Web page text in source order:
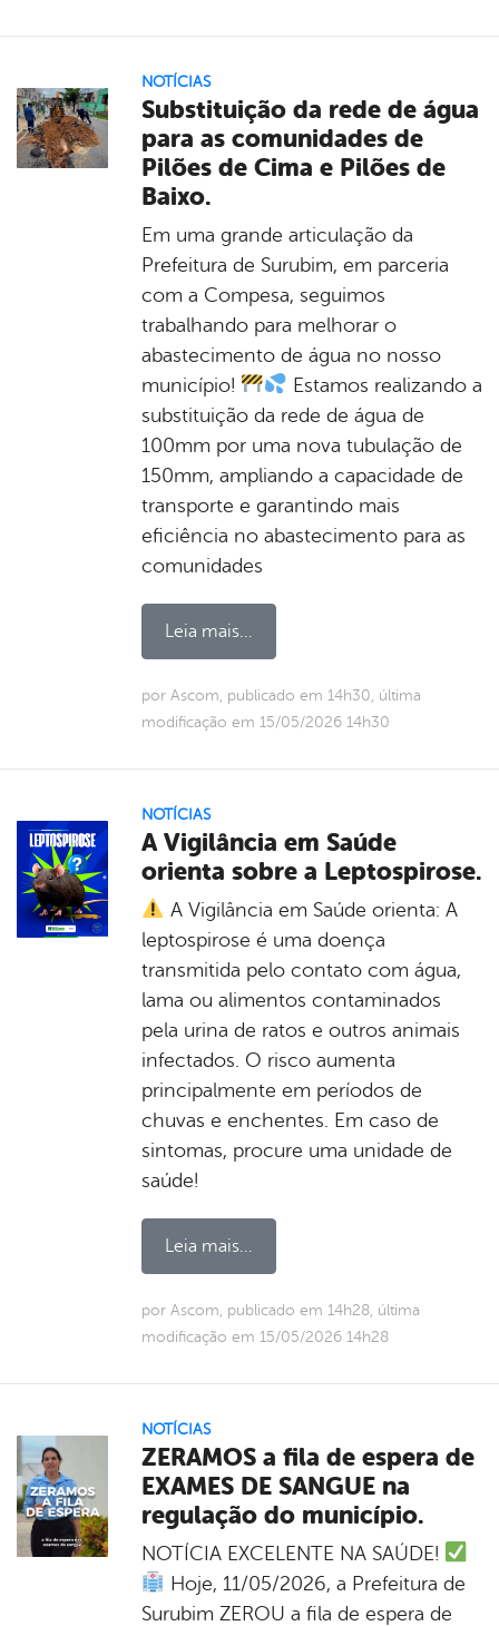
NOTÍCIAS
Substituição da rede de água
para as comunidades de
Pilões de Cima e Pilões de
Baixo.
Em uma grande articulação da
Prefeitura de Surubim, em parceria
com a Compesa, seguimos
trabalhando para melhorar o
abastecimento de água no nosso
município!
Estamos realizando a
substituição da rede de água de
100mm por uma nova tubulação de
150mm, ampliando a capacidade de
transporte e garantindo mais
eficiência no abastecimento para as
comunidades
Leia mais...
por Ascom, publicado em 14h30, última
modificação em 15/05/2026 14h30
NOTÍCIAS
A Vigilância em Saúde
orienta sobre a Leptospirose.
A Vigilância em Saúde orienta: A
leptospirose é uma doença
transmitida pelo contato com água,
lama ou alimentos contaminados
pela urina de ratos e outros animais
infectados. O risco aumenta
principalmente em períodos de
chuvas e enchentes. Em caso de
sintomas, procure uma unidade de
saúde!
Leia mais...
por Ascom, publicado em 14h28, última
modificação em 15/05/2026 14h28
NOTÍCIAS
ZERAMOS a fila de espera de
EXAMES DE SANGUE na
regulação do município.
NOTÍCIA EXCELENTE NA SAÚDE!
Hoje, 11/05/2026, a Prefeitura de
Surubim ZEROU a fila de espera de